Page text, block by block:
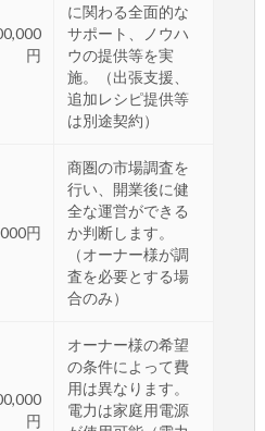
円
に関わる全面的な
サポート、ノウハ
ウの提供等を実
施。（出張支援、
追加レシピ提供等
は別途契約）
円
商圏の市場調査を
行い、開業後に健
全な運営ができる
か判断します。
（オーナー様が調
査を必要とする場
合のみ）
円
オーナー様の希望
の条件によって費
用は異なります。
電力は家庭用電源